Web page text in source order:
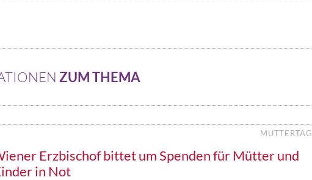
ZUM THEMA
MUTTERTAG
Erzbischof bittet um Spenden für Mütter und
in Not